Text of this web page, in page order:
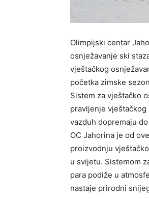
Olimpijski centar
osnježavanje ski
vještačkog
početka zimske
Sistem za vještačko
pravljenje
vazduh dopremaju
OC Jahorina je od
proizvodnju
u svijetu. Sistemom
para podiže u
nastaje prirodni